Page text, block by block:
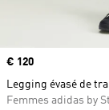
Prix
€ 120
Legging évasé de
Femmes adidas by